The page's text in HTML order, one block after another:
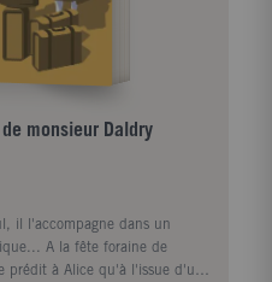
monsieur Daldry
il l'accompagne dans un
A la fête foraine de
prédit à Alice qu'à l'issue d'un